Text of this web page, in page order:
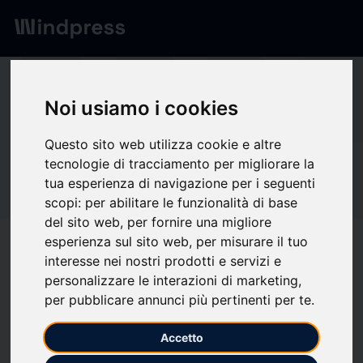
Noi usiamo i cookies
Questo sito web utilizza cookie e altre
tecnologie di tracciamento per migliorare la
tua esperienza di navigazione per i seguenti
scopi: per abilitare le funzionalità di base
del sito web, per fornire una migliore
esperienza sul sito web, per misurare il tuo
interesse nei nostri prodotti e servizi e
personalizzare le interazioni di marketing,
per pubblicare annunci più pertinenti per te.
Accetto
Network/Society
Be
Not verified
Beurer
favorite Follow updates
What we write about
Accessories HealthIndustria Medical and health